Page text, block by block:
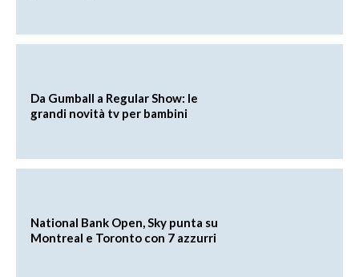
Da Gumball a Regular Show: le
grandi novità tv per bambini
National Bank Open, Sky punta su
Montreal e Toronto con 7 azzurri